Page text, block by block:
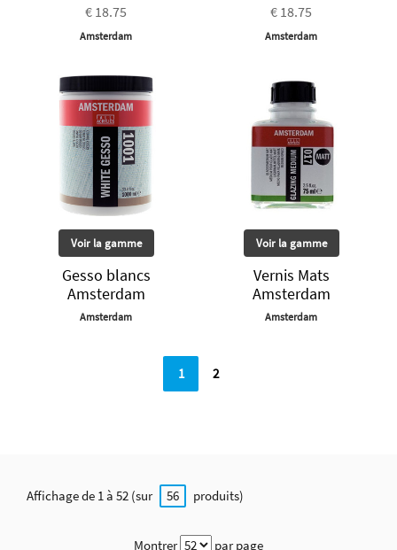
€ 18.75
Amsterdam
€ 18.75
Amsterdam
Voir la gamme
Gesso blancs
Amsterdam
Amsterdam
Voir la gamme
Vernis Mats
Amsterdam
Amsterdam
1 2
Affichage de 1 à 52 (sur 56 produits)
Montrer par page